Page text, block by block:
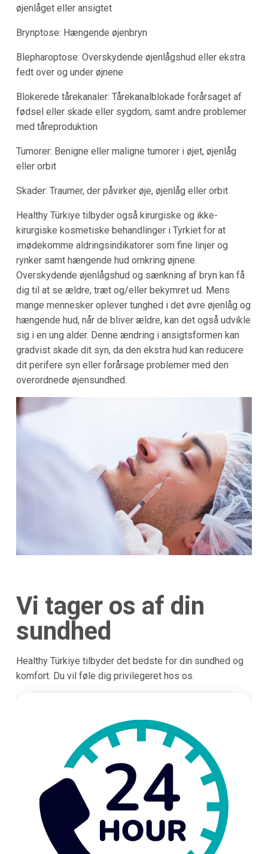
øjenlåget eller ansigtet
Brynptose: Hængende øjenbryn
Blepharoptose: Overskydende øjenlågshud eller ekstra
fedt over og under øjnene
Blokerede tårekanaler: Tårekanalblokade forårsaget af
fødsel eller skade eller sygdom, samt andre problemer
med tåreproduktion
Tumorer: Benigne eller maligne tumorer i øjet, øjenlåg
eller orbit
Skader: Traumer, der påvirker øje, øjenlåg eller orbit
Healthy Türkiye tilbyder også kirurgiske og ikke-
kirurgiske kosmetiske behandlinger i Tyrkiet for at
imødekomme aldringsindikatorer som fine linjer og
rynker samt hængende hud omkring øjnene.
Overskydende øjenlågshud og sænkning af bryn kan få
dig til at se ældre, træt og/eller bekymret ud. Mens
mange mennesker oplever tunghed i det øvre øjenlåg og
hængende hud, når de bliver ældre, kan det også udvikle
sig i en ung alder. Denne ændring i ansigtsformen kan
gradvist skade dit syn, da den ekstra hud kan reducere
dit perifere syn eller forårsage problemer med den
overordnede øjensundhed.
Vi tager os af din
sundhed
Healthy Türkiye tilbyder det bedste for din sundhed og
komfort. Du vil føle dig privilegeret hos os.